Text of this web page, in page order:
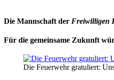
Die Mannschaft der Freiwilligen
Für die gemeinsame Zukunft
Die Feuerwehr gratuliert: